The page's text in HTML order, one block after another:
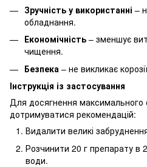
Зручність у використанні –
обладнання.
Економічність – зменшує
чищення.
Безпека – не викликає
Інструкція із застосування
Для досягнення
дотримуватися рекомендацій:
Видалити великі
Розчинити 20 г препарату в
води.